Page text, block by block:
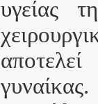
υγείας